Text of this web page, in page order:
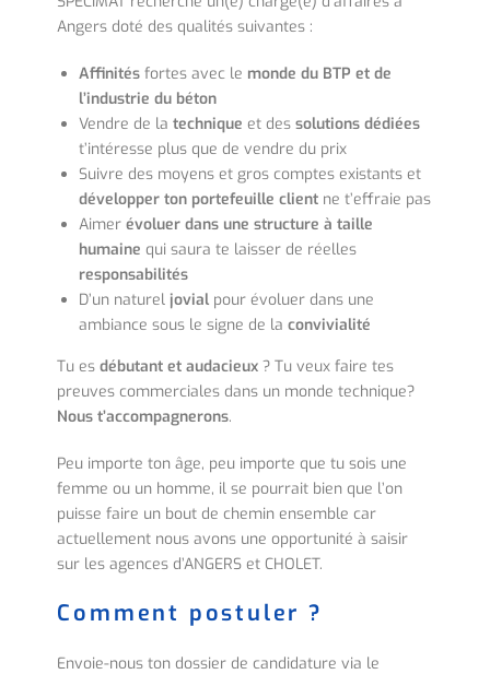
Angers doté des qualités suivantes :
Affinités fortes avec le monde du BTP et de
l’industrie du béton
Vendre de latechniqueet dessolutions dédiées
t’intéresse plus que de vendre du prix
Suivre des moyens et gros comptes existants et
développer ton portefeuille client ne t’effraie pas
Aimerévoluer dans une structure à taille
humainequi saura te laisser de réelles
responsabilités
D’un naturel jovial pour évoluer dans une
ambiance sous le signe de laconvivialité
Tu esdébutant et audacieux ? Tu veux faire tes
preuves commerciales dans un monde technique?
Nous t’accompagnerons.
Peu importe ton âge, peu importe que tu sois une
femme ou un homme, il se pourrait bien que l’on
puisse faire un bout de chemin ensemble car
actuellement nous avons une opportunité à saisir
sur les agences d’ANGERS et CHOLET.
Comment postuler ?
Envoie-nous ton dossier de candidature via le